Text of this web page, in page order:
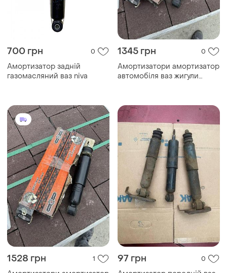
700 грн 0
Амортизатор задній
газомасляний ваз niva
1345 грн 0
Амортизатори амортизатор
автомобіля ваз жигули
1528 грн 1 97 грн 0